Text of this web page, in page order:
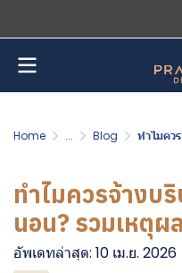
Home ... Blog ทำไมควรจ้
ทำไมควรจ้างบ
นอน? รวมเหตุผ
อัพเดทล่าสุด: 10 เม.ย. 2026